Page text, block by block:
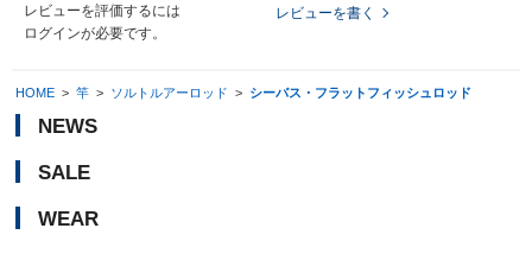
レビューを評価するには
ログインが必要です。
レビューを書く
HOME > 竿 > ソルトルアーロッド > シーバス・フラットフィッシュロッド
NEWS
SALE
WEAR